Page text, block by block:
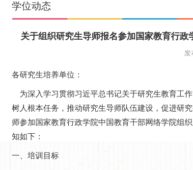
学位动态
关于组织研究生导师报名参加国家教育行
发
各研究生培养单位：
为深入学习贯彻习近平总书记关于研究生教育工
树人根本任务，推动研究生导师队伍建设，促进研
师参加国家教育行政学院中国教育干部网络学院组
知如下：
一、培训目标